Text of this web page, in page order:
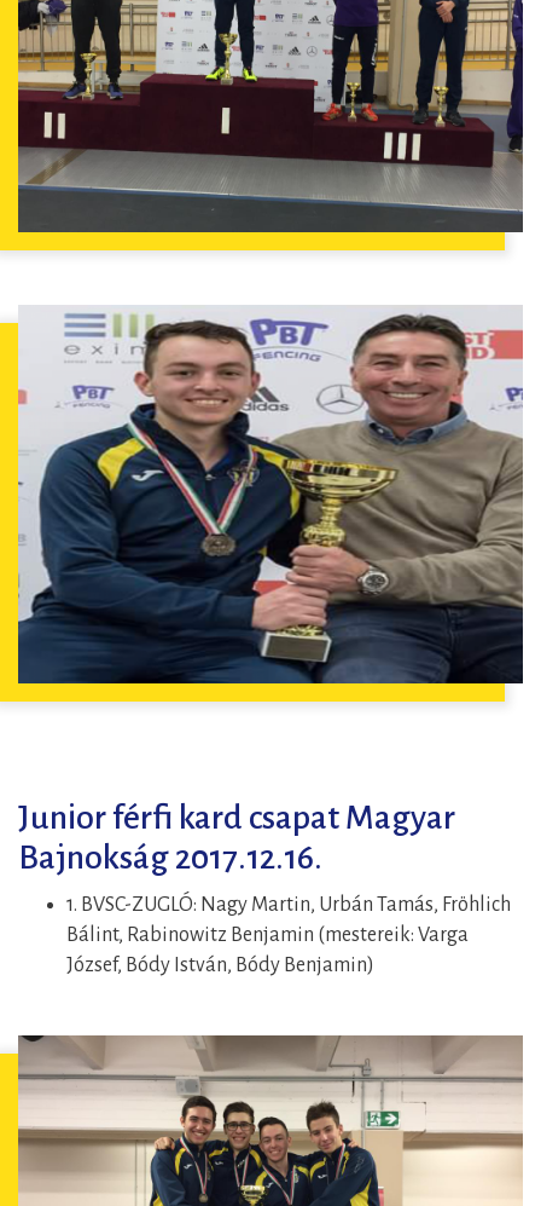
Junior férfi kard csapat Magyar
Bajnokság 2017.12.16.
1. BVSC-ZUGLÓ: Nagy Martin, Urbán Tamás, Fröhlich
Bálint, Rabinowitz Benjamin (mestereik: Varga
József, Bódy István, Bódy Benjamin)